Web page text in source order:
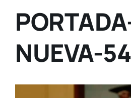
NUEVA-54